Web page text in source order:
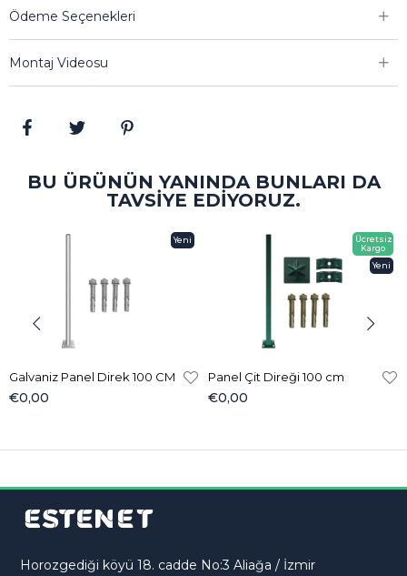
koruma.
uygulaması pratiktir.
alanlarda uyumlu bir görünüm sağlar.
Uzun Ömür:UV ışınlarına, yağmur, kar ve sıcaklık
değişimlerine karşı dirençli.
Metre Bazında Satış:İhtiyacınız olan miktarı sipariş
Kullanım Alanları
Tel örgü veya punta kaynaklı
çitlerde sağlam bağlantı sağlar.
Bahçe Düzenleme:
Bitki, fidan ve çiçekleri
Tarım ve Sera Kullanımı:Ürün sabitleme ve
İnşaat ve Endüstriyel Kullanım:
ve güvenlik amaçlı uygulamalarda etkilidir.
Hobi ve Dekorasyon:Evde veya dış mekânda
Ödeme Seçenekleri
Montaj Videosu
BU ÜRÜNÜN YANINDA BUNLARI DA
TAVSIYE EDIYORUZ.
Galvaniz Panel Direk 100 CM
€0,00
Yeni
Panel Çit Direği 100 cm
€0,00
Ücretsiz
Kargo
Yeni
Horozgediği köyü 18. cadde No:3 Aliağa / İzmir